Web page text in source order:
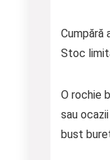
Cumpără
Stoc
O rochie
sau
bust